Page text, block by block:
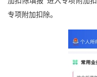
专项附加扣除。